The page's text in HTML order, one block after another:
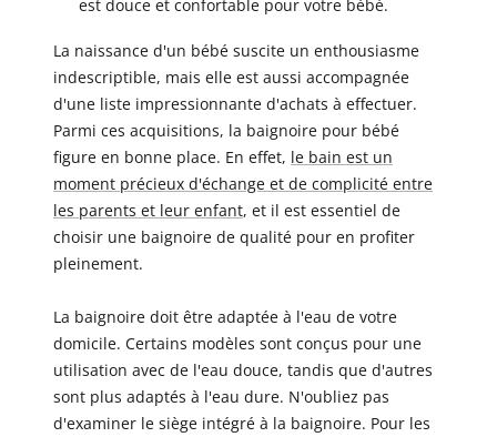
est douce et confortable pour votre bébé.
La naissance d'un bébé suscite un enthousiasme
indescriptible, mais elle est aussi accompagnée
d'une liste impressionnante d'achats à effectuer.
Parmi ces acquisitions, la baignoire pour bébé
figure en bonne place. En effet, le bain est un
moment précieux d'échange et de complicité entre
les parents et leur enfant, et il est essentiel de
choisir une baignoire de qualité pour en profiter
pleinement.
La baignoire doit être adaptée à l'eau de votre
domicile. Certains modèles sont conçus pour une
utilisation avec de l'eau douce, tandis que d'autres
sont plus adaptés à l'eau dure. N'oubliez pas
d'examiner le siège intégré à la baignoire. Pour les